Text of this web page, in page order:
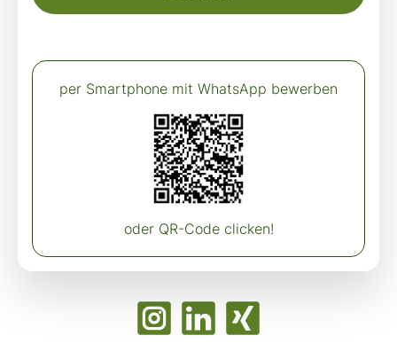
per Smartphone mit WhatsApp bewerben
oder QR-Code clicken!